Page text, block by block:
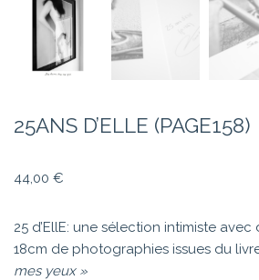
25ANS D’ELLE (PAGE158)
44,00 €
25 d’EllE: une sélection intimiste
18cm de photographies issues du
mes yeux »